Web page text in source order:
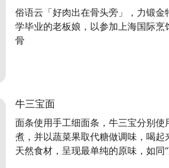
俗语云「好肉出在骨头旁」，力锻
学毕业的老板娘，以参加上海国际
骨
牛三宝面
面条使用手工细面条，牛三宝分别
煮，并以蔬菜果取代糖做调味，喝
天然食材，呈现最单纯的原味，如同